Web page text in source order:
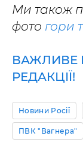
Ми також
фото гори
ВАЖЛИВЕ
РЕДАКЦІЇ!
Новини Росії
ПВК "Вагнера"